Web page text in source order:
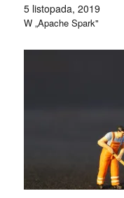
5 listopada, 2019
W „Apache Spark"